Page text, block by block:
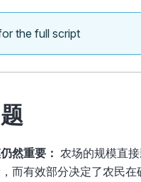
the full script
然重要： 农场的规模直
而有效部分决定了农民